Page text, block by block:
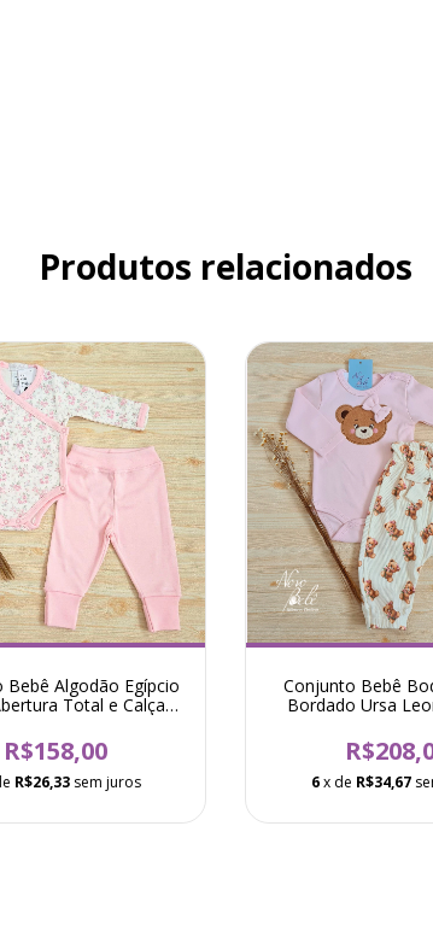
Produtos relacionados
Bebê Algodão Egípcio
Total e Calça
R$158,00
R$26,33 sem juros
Conjunto Bebê
Bordado Ursa
6 x de R$34,67